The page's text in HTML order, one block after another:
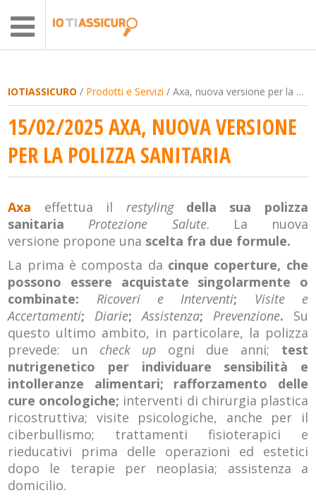
IOTIASSICURO / Prodotti e Servizi / Axa, nuova versione per la polizza sanitaria
15/02/2025 AXA, NUOVA VERSIONE
PER LA POLIZZA SANITARIA
Axa effettua il restyling della sua polizza
sanitaria
Protezione Salute. La nuova
versione propone una scelta fra due formule.
La prima è composta da cinque coperture, che
possono essere acquistate singolarmente o
combinate: Ricoveri e Interventi; Visite e
Accertamenti; Diarie;Assistenza; Prevenzione. Su
questo ultimo ambito, in particolare, la polizza
prevede: un check up ogni due anni; test
nutrigenetico per individuare sensibilità e
intolleranze alimentari; rafforzamento delle
cure oncologiche; interventi di chirurgia plastica
ricostruttiva; visite psicologiche, anche per il
ciberbullismo; trattamenti fisioterapici e
rieducativi prima delle operazioni ed estetici
dopo le terapie per neoplasia; assistenza a
domicilio.